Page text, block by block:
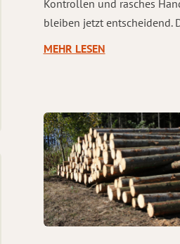
Kontrollen und rasches
bleiben jetzt entscheidend.
MEHR LESEN